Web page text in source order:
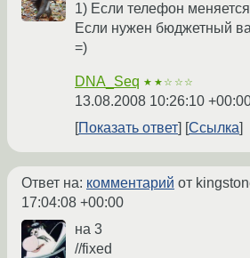
1) Если телефон
Если нужен бюджетный
=)
DNA_Seq ★★☆☆☆
13.08.2008 10:26:10
Показать ответ
Ссылка
Ответ на: комментарий от
17:04:08 +00:00
на 3
//fixed